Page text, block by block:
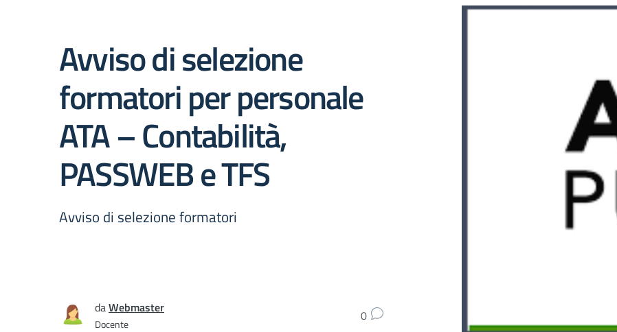
Avviso di selezione
formatori per personale
ATA – Contabilità,
PASSWEB e TFS
Avviso di selezione formatori
daWebmaster
Docente 0